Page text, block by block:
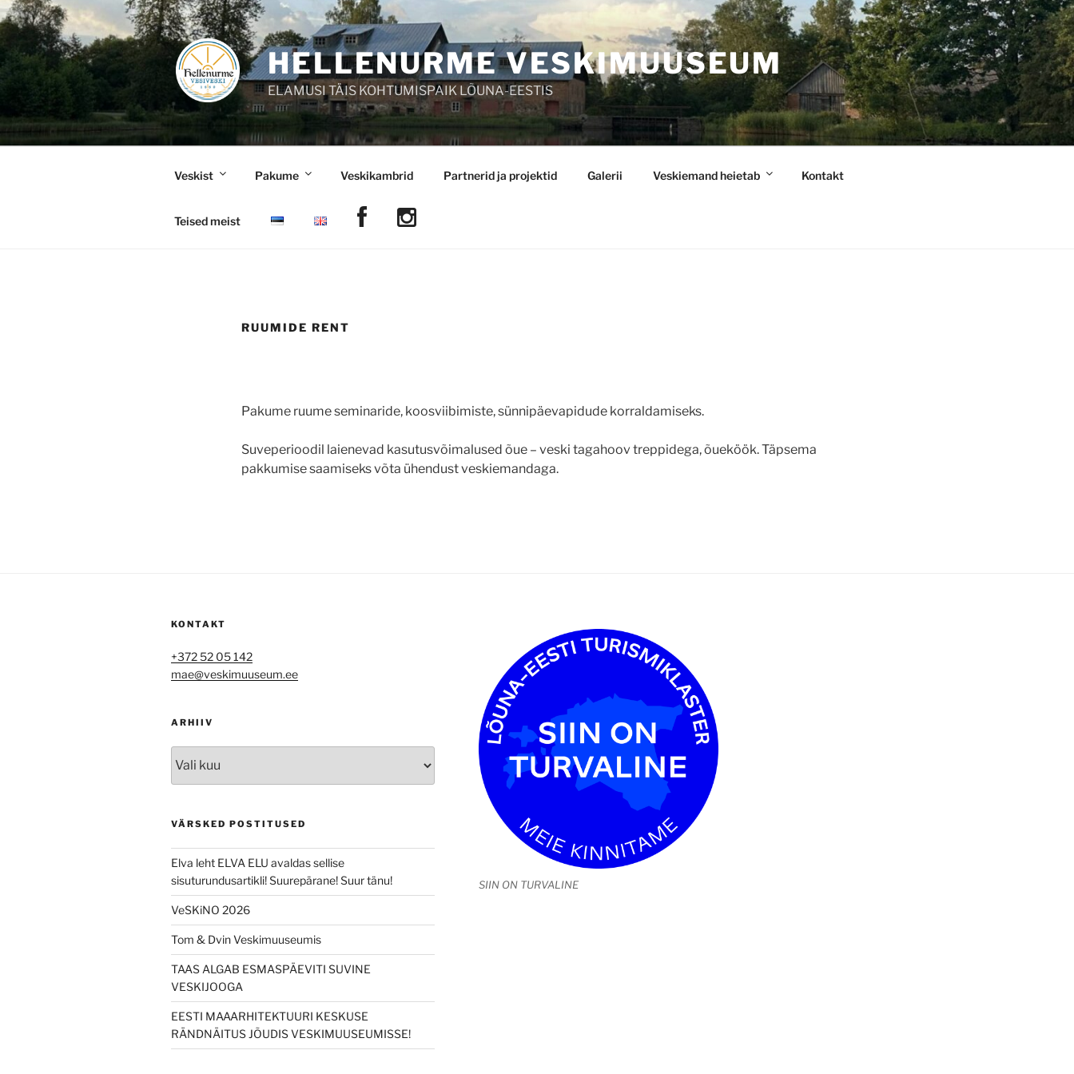
Liigu
sisu
juurde
HELLENURME VESKIMUUSEUM
ELAMUSI TÄIS KOHTUMISPAIK LÕUNA-EESTIS
Veskist Pakume Veskikambrid Partnerid ja projektid Galerii Veskiemand heietab Kontakt
Teised meist
RUUMIDE RENT
Pakume ruume seminaride, koosviibimiste, sünnipäevapidude korraldamiseks.
Suveperioodil laienevad kasutusvõimalused õue – veski tagahoov treppidega, õueköök. Täpsema
pakkumise saamiseks võta ühendust veskiemandaga.
KONTAKT
+372 52 05 142
mae@veskimuuseum.ee
ARHIIV
VÄRSKED POSTITUSED
Elva leht ELVA ELU avaldas sellise
sisuturundusartikli! Suurepärane! Suur tänu!
VeSKiNO 2026
Tom & Dvin Veskimuuseumis
TAAS ALGAB ESMASPÄEVITI SUVINE
VESKIJOOGA
EESTI MAAARHITEKTUURI KESKUSE
RÄNDNÄITUS JÕUDIS VESKIMUUSEUMISSE!
SIIN ON TURVALINE